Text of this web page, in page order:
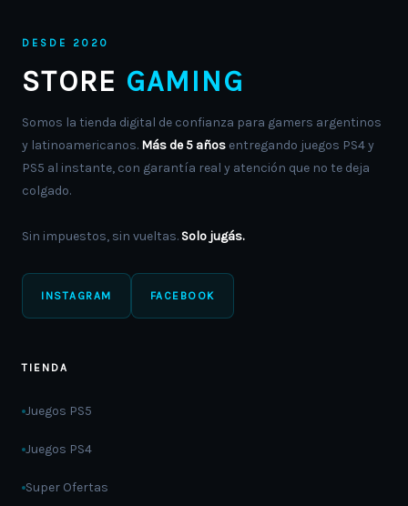
DESDE 2020
STORE GAMING
Somos la tienda digital de confianza para gamers argentinos
y latinoamericanos. Más de 5 años entregando juegos PS4 y
PS5 al instante, con garantía real y atención que no te deja
colgado.
Sin impuestos, sin vueltas. Solo jugás.
INSTAGRAM FACEBOOK
TIENDA
Juegos PS5
Juegos PS4
Super Ofertas